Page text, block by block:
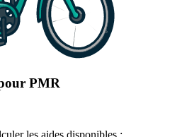
PMR
les aides disponibles :